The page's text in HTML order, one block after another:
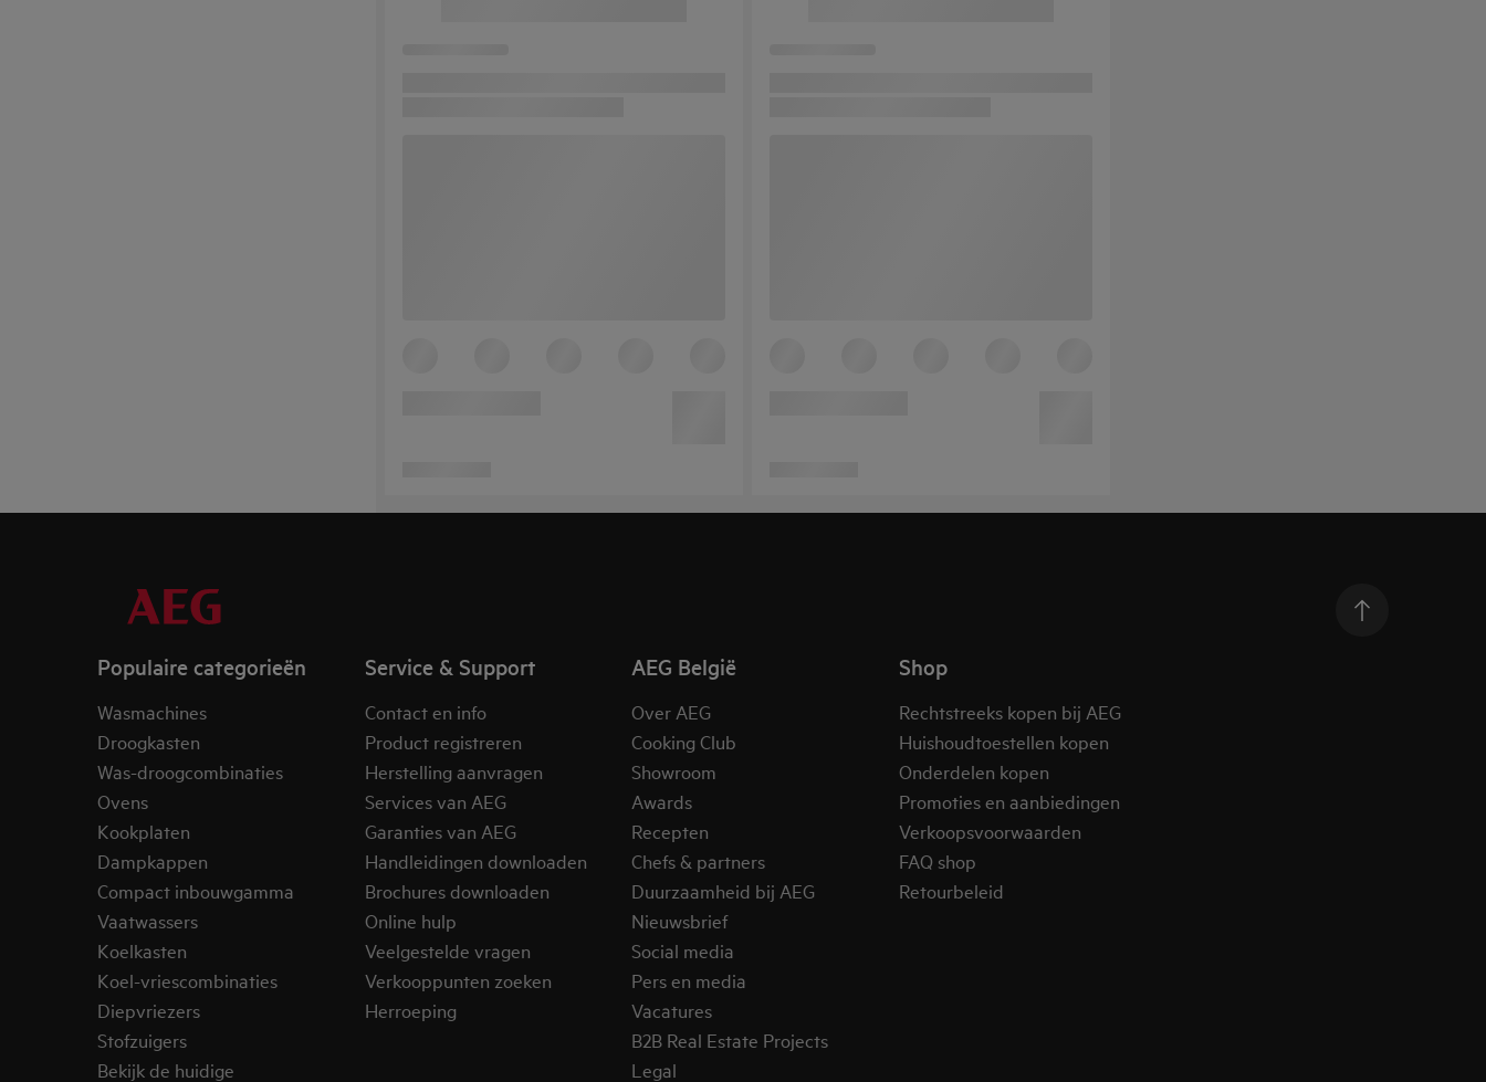
Populaire categorieën
Wasmachines
Droogkasten
Was-droogcombinaties
Ovens
Kookplaten
Dampkappen
Compact inbouwgamma
Vaatwassers
Koelkasten
Koel-vriescombinaties
Diepvriezers
Stofzuigers
Bekijk de huidige
Service & Support
Contact en info
Product registreren
Herstelling aanvragen
Services van AEG
Garanties van AEG
Handleidingen downloaden
Brochures downloaden
Online hulp
Veelgestelde vragen
Verkooppunten zoeken
Herroeping
AEG België
Over AEG
Cooking Club
Showroom
Awards
Recepten
Chefs & partners
Duurzaamheid bij AEG
Nieuwsbrief
Social media
Pers en media
Vacatures
B2B Real Estate Projects
Legal
Shop
Rechtstreeks kopen bij AEG
Huishoudtoestellen kopen
Onderdelen kopen
Promoties en aanbiedingen
Verkoopsvoorwaarden
FAQ shop
Retourbeleid​